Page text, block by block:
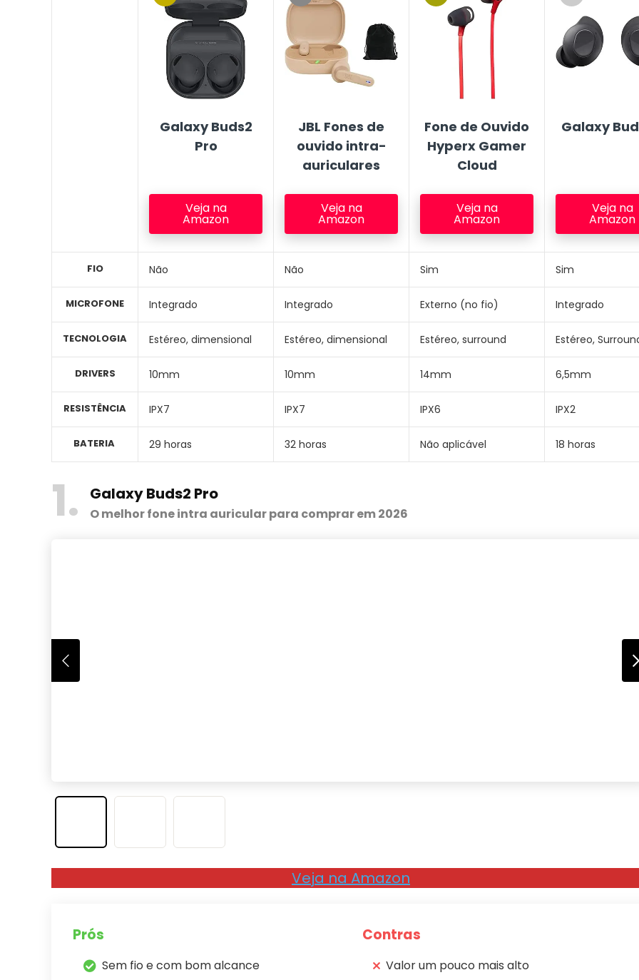
FIO
MICROFONE
TECNOLOGIA
DRIVERS
RESISTÊNCIA
BATERIA
Galaxy Buds2
Pro
Veja na
Amazon
Não
Integrado
Estéreo, dimensional
10mm
IPX7
29 horas
JBL Fones de
ouvido intra-
auriculares
Veja na
Amazon
Não
Integrado
Estéreo, dimensional
10mm
IPX7
32 horas
Fone de Ouvido
Hyperx Gamer
Cloud
Veja na
Amazon
Sim
Externo (no fio)
Estéreo, surround
14mm
IPX6
Não aplicável
Galaxy Buds
Veja na
Amazon
Sim
Integrado
Estéreo,
6,5mm
IPX2
18 horas
1 Galaxy Buds2 Pro
O melhor fone intra auricular para comprar em 2026
Veja na Amazon
Prós
Sem fio e com bom alcance
Contras
Valor um pouco mais alto